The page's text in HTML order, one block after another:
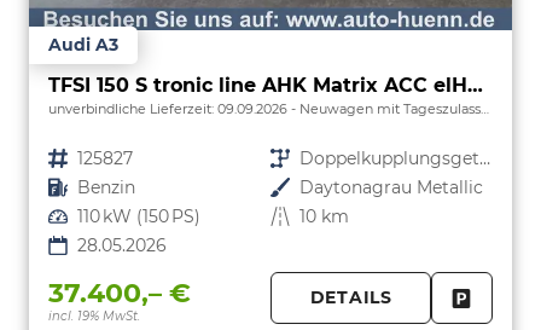
Audi A3
TFSI 150 S tronic line AHK Matrix ACC elHk SpSi 3JG
unverbindliche Lieferzeit: 09.09.2026 Neuwagen mit Tageszulassung
Fahrzeugnr. 125827 Getriebe
Doppelkupplungsgetriebe (DSG)
Kraftstoff Benzin Außenfarbe Daytonagrau Metallic
Leistung 110 kW (150 PS) Kilometerstand 10 km
28.05.2026
37.400,– €
incl. 19% MwSt.
DETAILS